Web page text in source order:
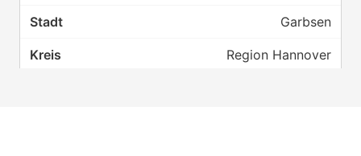
Garbsen
Region Hannover